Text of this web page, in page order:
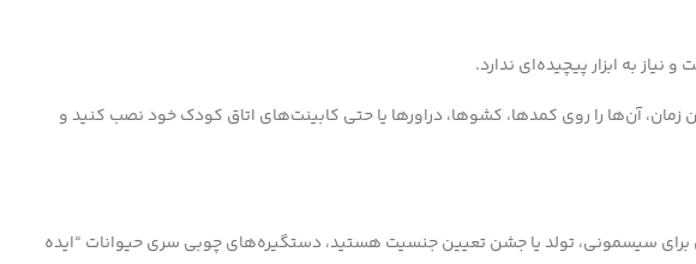
به ابزار پیچیده‌ای ندارد.
زمان، آن‌ها را روی کمدها، کشوها، دراورها یا حتی کابینت‌های اتاق کودک خود نصب کنید و
برای سیسمونی، تولد یا جشن تعیین جنسیت هستید، دستگیره‌های چوبی سری حیوانات “ایده